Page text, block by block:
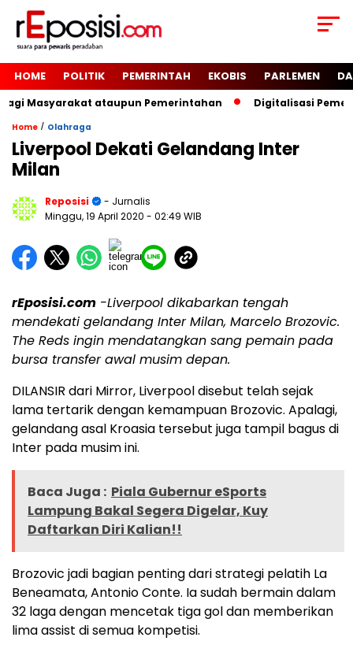
HOME POLITIK PEMERINTAH EKOBIS PARLEMEN
Masyarakat ataupun Pemerintahan Digitalisasi
Home / Olahraga
Liverpool Dekati Gelandang Inter
Milan
Reposisi
- Jurnalis
Minggu, 19 April 2020 - 02:49 WIB
rEposisi.com -Liverpool dikabarkan tengah
mendekati gelandang Inter Milan, Marcelo Brozovic.
The Reds ingin mendatangkan sang pemain pada
bursa transfer awal musim depan.
DILANSIR dari Mirror, Liverpool disebut telah sejak
lama tertarik dengan kemampuan Brozovic. Apalagi,
gelandang asal Kroasia tersebut juga tampil bagus di
Inter pada musim ini.
Baca Juga : Piala Gubernur eSports
Lampung Bakal Segera Digelar, Kuy
Daftarkan Diri Kalian!!
Brozovic jadi bagian penting dari strategi pelatih La
Beneamata, Antonio Conte. Ia sudah bermain dalam
32 laga dengan mencetak tiga gol dan memberikan
lima assist di semua kompetisi.